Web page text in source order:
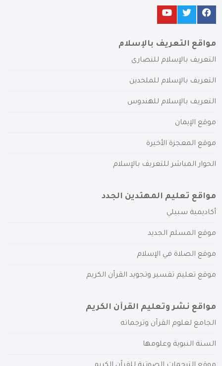
مواقع التعريف بالإسلام
التعريف بالإسلام للنصارى
التعريف بالإسلام للملحدين
التعريف بالإسلام للهندوس
موقع الإيمان
موقع المعجزة الأخيرة
الحوار المباشر للتعريف بالإسلام
مواقع تعليم المهتدين الجدد
أكاديمية سبيلي
موقع المسلم الجديد
موقع الصلاة في الإسلام
موقع تعليم تفسير وتجويد القرآن الكريم
مواقع نشر وتعليم القرآن الكريم
الجامع لعلوم القرآن وترجماته
السنة النبوية وعلومها